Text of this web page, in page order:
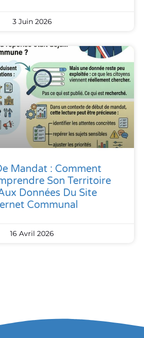
3 Juin 2026
Mandat : Comment
Son Territoire
Données Du Site
Communal
16 Avril 2026